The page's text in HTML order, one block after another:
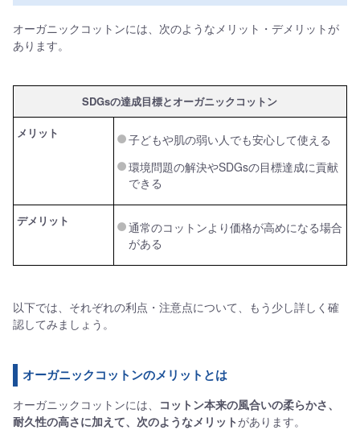
オーガニックコットンには、次のようなメリット・デメリットが
あります。
SDGsの達成目標とオーガニックコットン
メリット
子どもや肌の弱い人でも安心して使える
環境問題の解決やSDGsの目標達成に貢献
できる
デメリット
通常のコットンより価格が高めになる場合
がある
以下では、それぞれの利点・注意点について、もう少し詳しく確
認してみましょう。
オーガニックコットンのメリットとは
オーガニックコットンには、
コットン本来の風合いの柔らかさ、
耐久性の高さに加えて、次のようなメリット があります。